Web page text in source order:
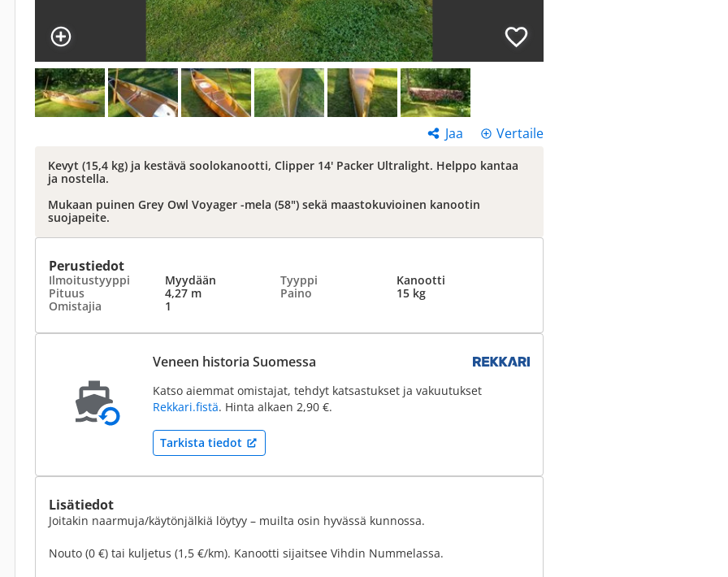
Jaa Vertaile
Kevyt (15,4 kg) ja kestävä soolokanootti, Clipper 14' Packer Ultralight. Helppo kantaa
ja nostella.
Mukaan puinen Grey Owl Voyager -mela (58") sekä maastokuvioinen kanootin
suojapeite.
Perustiedot
Ilmoitustyyppi Myydään Tyyppi
Kanootti
Pituus
4,27 m Paino
15 kg
Omistajia
1
Veneen historia Suomessa
Katso aiemmat omistajat, tehdyt katsastukset ja vakuutukset
Rekkari.fistä. Hinta alkaen 2,90 €.
Tarkista tiedot
Lisätiedot
Joitakin naarmuja/käytönjälkiä löytyy – muilta osin hyvässä kunnossa.
Nouto (0 €) tai kuljetus (1,5 €/km). Kanootti sijaitsee Vihdin Nummelassa.